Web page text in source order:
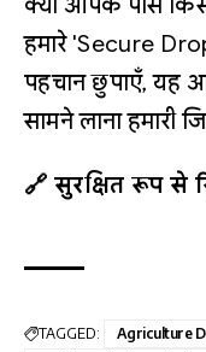
हमारे 'Secure
पहचान छुपाएँ, यह
सामने लाना हमारी
🔗 सुरक्षित रूप से
TAGGED:
Agriculture